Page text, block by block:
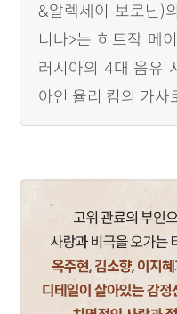
&알렉세이 보로닌)
니나>는 히트작 메
러시아의 4대 음유
아인 율리 킴의 가사